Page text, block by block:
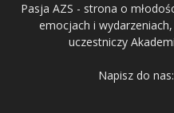
Pasja AZS - strona o
emocjach i
uczestniczy
Napisz do nas: